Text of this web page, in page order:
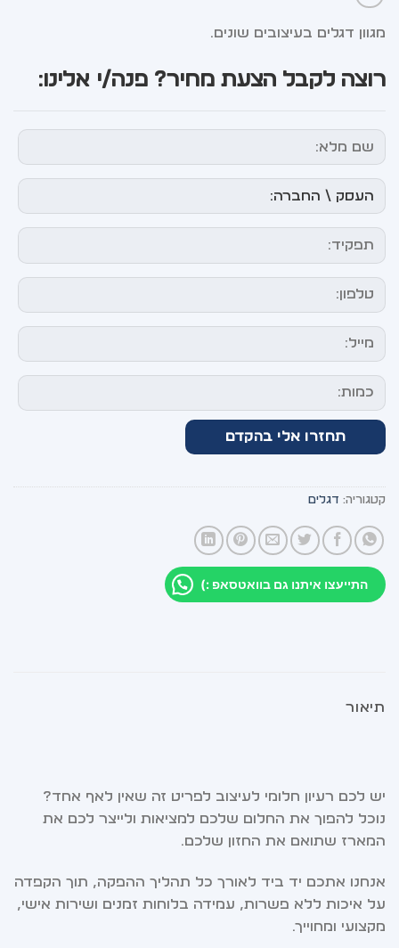
מגוון דגלים בעיצובים שונים.
רוצה לקבל הצעת מחיר? פנה/י אלינו:
קטגוריה: דגלים
התייעצו איתנו גם בוואטסאפ :)
תיאור
יש לכם רעיון חלומי לעיצוב לפריט זה שאין לאף אחד?
נוכל להפוך את החלום שלכם למציאות ולייצר לכם את
המארז שתואם את החזון שלכם.
אנחנו אתכם יד ביד לאורך כל תהליך ההפקה, תוך הקפדה
על איכות ללא פשרות, עמידה בלוחות זמנים ושירות אישי,
מקצועי ומחוייך.